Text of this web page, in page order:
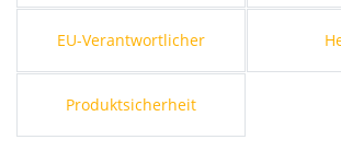
EU-Verantwortlicher
Produktsicherheit